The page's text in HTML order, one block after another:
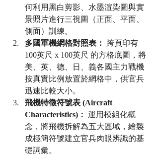
何利用黑白剪影、水墨渲染圖與實
景照片進行三視圖（正面、平面、
側面）訓練。
多國軍機網格對照表：
跨頁印有
100英尺 x 100英尺 的方格底圖，將
美、英、德、日、義各國主力戰機
按真實比例放置於網格中，供官兵
迅速比較大小。
飛機特徵符號表 (Aircraft
Characteristics)： 運用模組化概
念，將飛機拆解為五大區域，繪製
成極簡符號建立官兵肉眼辨識的基
礎詞彙。